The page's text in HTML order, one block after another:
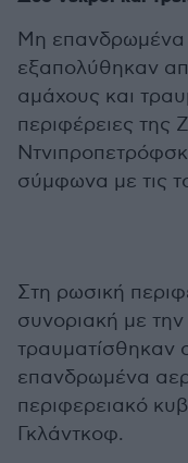
Μη
εξαπολύθηκαν
αμάχους και
περιφέρειες της
σύμφωνα με τις
Στη ρωσική
συνοριακή με
τραυματίσθηκαν
επανδρωμένα
περιφερειακό
Γκλάντκοφ.